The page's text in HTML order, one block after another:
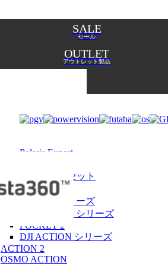
SALE
セール
OUTLET
アウトレット製品
Polaris Export
オリジナルセット
カメラ
DJI RS 2 シリーズ
DJI POCKET シリーズ
POCKET 2
DJI ACTION シリーズ
ACTION 2
OSMO ACTION